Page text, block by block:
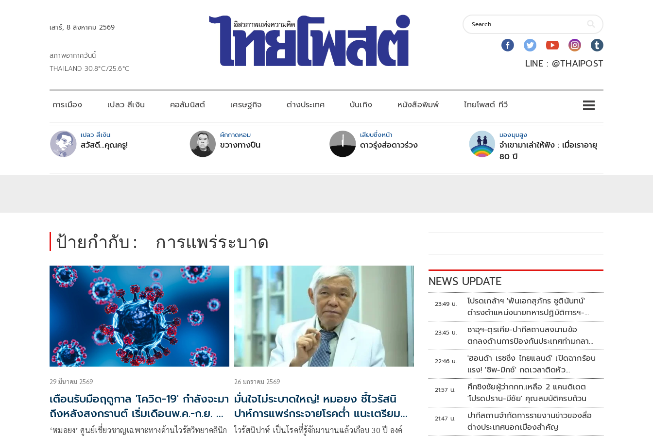
เสาร์, 8 สิงหาคม 2569
สภาพอากาศวันนี้
THAILAND 30.8°C/25.6°C
LINE : @THAIPOST
การเมือง เปลว สีเงิน คอลัมนิสต์ เศรษฐกิจ ต่างประเทศ บันเทิง หนังสือพิมพ์ ไทยโพสต์ ทีวี
เปลว สีเงิน
สวัสดี...คุณครู!
ผักกาดหอม
ขวางทางปืน
เสียบซึ่งหน้า
ดาวรุ่งส่อดาวร่วง
มองมุมสูง
จำเขามาเล่าให้ฟัง : เมื่อเราอายุ
80 ปี
ป้ายกำกับ : การแพร่ระบาด
29 มีนาคม 2569
เตือนรับมือฤดูกาล 'โควิด-19' กำลังจะมา
ถึงหลังสงกรานต์ เริ่มเดือนพ.ค.-ก.ย. มี
อุบัติการณ์สูง
‘หมอยง’ ศูนย์เชี่ยวชาญเฉพาะทางด้านไวรัสวิทยาคลินิก
26 มกราคม 2569
มั่นใจไม่ระบาดใหญ่! หมอยง ชี้ไวรัสนิ
ปาห์การแพร่กระจายโรคต่ำ แนะเตรียม
ระบบสาธารณสุขรับมือ
ไวรัสนิปาห์ เป็นโรคที่รู้จักมานานแล้วเกือบ 30 ปี องค์
NEWS UPDATE
23:49 น.
โปรดเกล้าฯ 'พันเอกสุภัทร ชูตินันทน์'
ดำรงตำแหน่งนายทหารปฏิบัติการฯ-
พระราชทานยศ 'พลตรี'
23:45 น.
ซาอุฯ-ตุรเคีย-ปากีสถานลงนามข้อ
ตกลงด้านการป้องกันประเทศท่ามกลาง
สงครามในภูมิภาค
22:46 น.
'ฮอนด้า เรซซิ่ง ไทยแลนด์' เปิดฉากร้อน
แรง! 'ชิพ-มิกซ์' กดเวลาติดหัว
แถว ARRC สนาม 4 ที่มัลดาลิกา
21:57 น.
ศึกชิงชัยผู้ว่ากกท.เหลือ 2 แคนดิเดต
'โปรดปราน-มีชัย' คุณสมบัติครบถ้วน
21:47 น.
ปากีสถานจำกัดการรายงานข่าวของสื่อ
ต่างประเทศนอกเมืองสำคัญ